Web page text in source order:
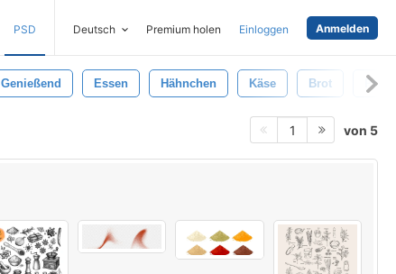
PSD Deutsch Premium holen Einloggen Anmelden
Genießend Essen Hähnchen Käse Brot
1 von 5